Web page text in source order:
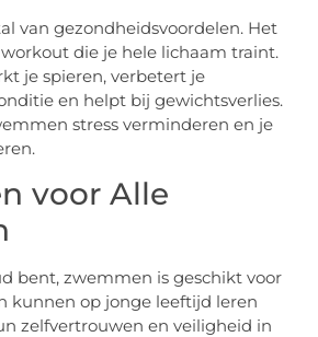
van gezondheidsvoordelen. Het
die je hele lichaam traint.
je spieren, verbetert je
en helpt bij gewichtsverlies.
stress verminderen en je
voor Alle
bent, zwemmen is geschikt voor
kunnen op jonge leeftijd leren
zelfvertrouwen en veiligheid in